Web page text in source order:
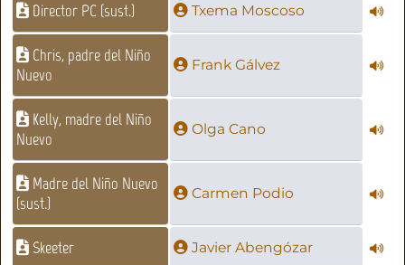
Director PC (sust.) Txema Moscoso
Chris, padre del Niño
Nuevo
Frank Gálvez
Kelly, madre del Niño
Nuevo
Olga Cano
Madre del Niño Nuevo
(sust.)
Carmen Podio
Skeeter Javier Abengózar